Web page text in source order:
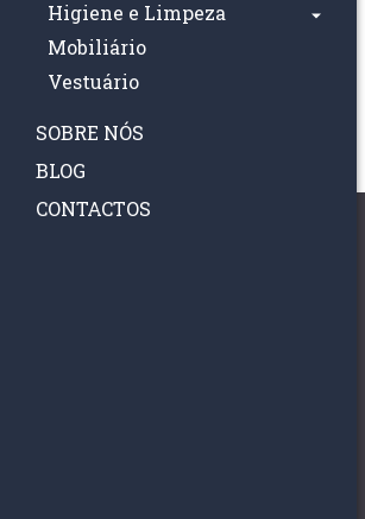
Higiene e Limpeza
Mobiliário
Vestuário
SOBRE NÓS
BLOG
CONTACTOS